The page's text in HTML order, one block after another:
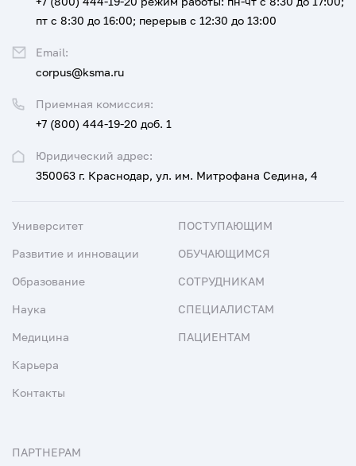
Юридический адрес:
350063 г. Краснодар, ул. им. Митрофана Седина, 4
Приемная комиссия:
+7 (800) 444-19-20 доб. 1
пт с 8:30 до 16:00; перерыв с 12:30 до 13:00
Email:
corpus@ksma.ru
Университет
Развитие и инновации
Образование
Наука
Медицина
Карьера
Контакты
ПОСТУПАЮЩИМ
ОБУЧАЮЩИМСЯ
СОТРУДНИКАМ
СПЕЦИАЛИСТАМ
ПАЦИЕНТАМ
ПАРТНЕРАМ